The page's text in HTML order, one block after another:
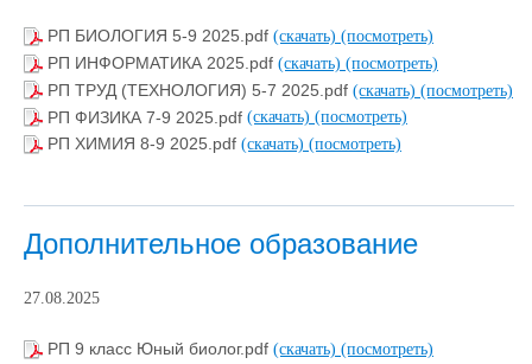
РП БИОЛОГИЯ 5-9 2025.pdf (скачать) (посмотреть)
РП ИНФОРМАТИКА 2025.pdf (скачать) (посмотреть)
РП ТРУД (ТЕХНОЛОГИЯ) 5-7 2025.pdf (скачать) (посмотреть)
РП ФИЗИКА 7-9 2025.pdf (скачать) (посмотреть)
РП ХИМИЯ 8-9 2025.pdf (скачать) (посмотреть)
Дополнительное образование
27.08.2025
РП 9 класс Юный биолог.pdf (скачать) (посмотреть)